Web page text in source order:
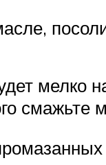
мелко
смажьте